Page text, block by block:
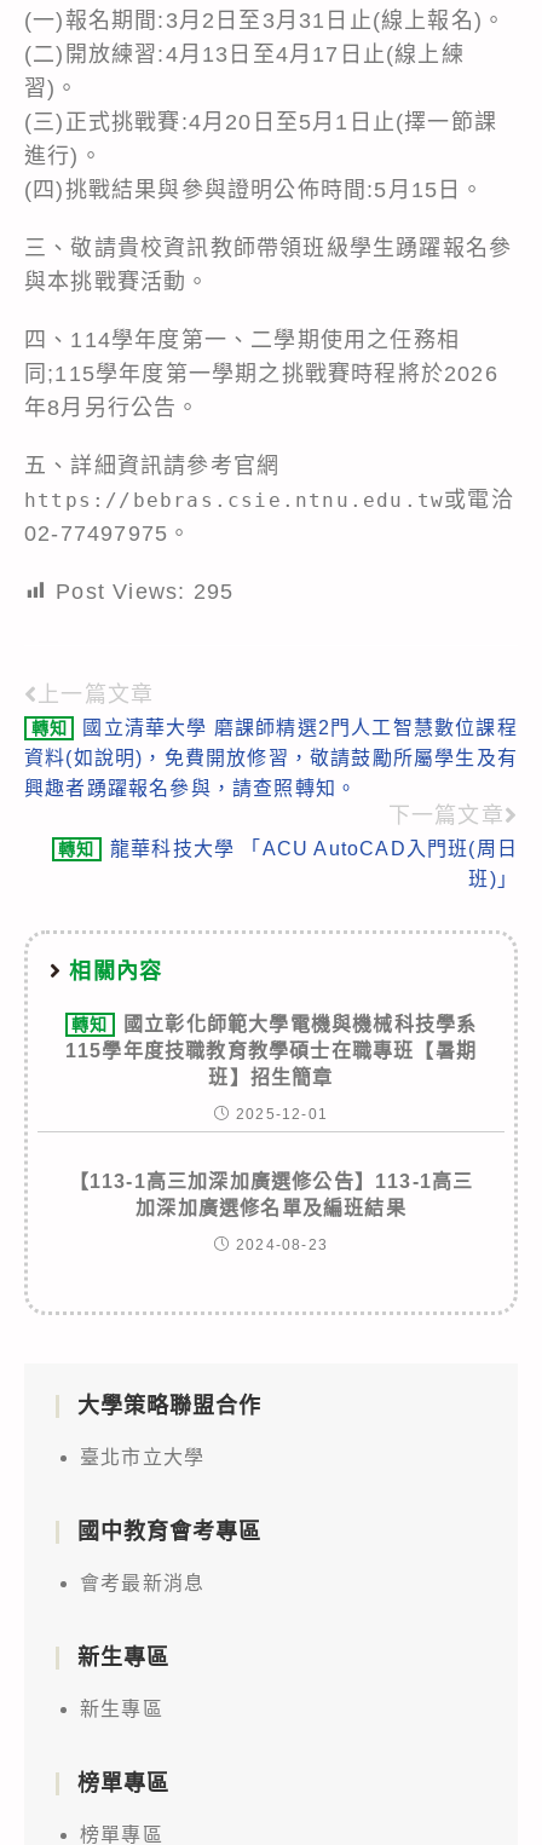
(一)報名期間:3月2日至3月31日止(線上報名)。
(二)開放練習:4月13日至4月17日止(線上練
習)。
(三)正式挑戰賽:4月20日至5月1日止(擇一節課
進行)。
(四)挑戰結果與參與證明公佈時間:5月15日。
三、敬請貴校資訊教師帶領班級學生踴躍報名參
與本挑戰賽活動。
四、114學年度第一、二學期使用之任務相
同;115學年度第一學期之挑戰賽時程將於2026
年8月另行公告。
五、詳細資訊請參考官網
https://bebras.csie.ntnu.edu.tw或電洽
02-77497975。
Post Views: 295
Read
more
articles
上一篇文章
轉知
國立清華大學 磨課師精選2門人工智慧數位課程
資料(如說明)，免費開放修習，敬請鼓勵所屬學生及有
興趣者踴躍報名參與，請查照轉知。
下一篇文章
轉知
龍華科技大學 「ACU AutoCAD入門班(周日
班)」
相關內容
轉知
國立彰化師範大學電機與機械科技學系
115學年度技職教育教學碩士在職專班【暑期
班】招生簡章
2025-12-01
【113-1高三加深加廣選修公告】113-1高三
加深加廣選修名單及編班結果
2024-08-23
大學策略聯盟合作
臺北市立大學
國中教育會考專區
會考最新消息
新生專區
新生專區
榜單專區
榜單專區